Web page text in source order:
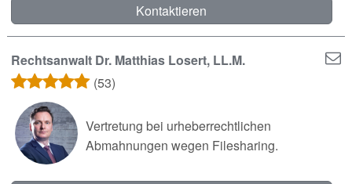
Kontaktieren
Rechtsanwalt Dr. Matthias Losert, LL.M.
(53)
Vertretung bei urheberrechtlichen
Abmahnungen wegen Filesharing.